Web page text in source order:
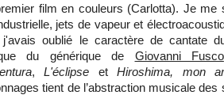
film en couleurs (Carlotta). Je me
jets de vapeur et
j'avais oublié le caractère de cantate
du générique de Giovanni Fusco
,L'éclipse etHiroshima, mon
tient de l’abstraction musicale